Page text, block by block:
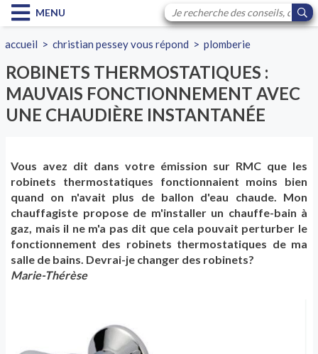
MENU
accueil >christian pessey vous répond >plomberie
ROBINETS THERMOSTATIQUES :
MAUVAIS FONCTIONNEMENT AVEC
UNE CHAUDIÈRE INSTANTANÉE
Vous avez dit dans votre émission sur RMC que les
robinets thermostatiques fonctionnaient moins bien
quand on n'avait plus de ballon d'eau chaude. Mon
chauffagiste propose de m'installer un chauffe-bain à
gaz, mais il ne m'a pas dit que cela pouvait perturber le
fonctionnement des robinets thermostatiques de ma
salle de bains. Devrai-je changer des robinets?
Marie-Thérèse